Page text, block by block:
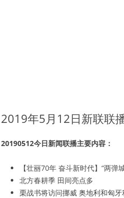
2019年5月12日新联联
20190512今日新闻联播主要内容：
【壮丽70年 奋斗新时代】“两弹
北方春耕季 田间亮点多
栗战书将访问挪威 奥地利和匈牙